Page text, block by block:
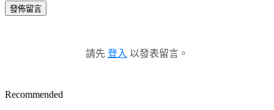
發佈留言
請先 登入 以發表留言。
Recommended